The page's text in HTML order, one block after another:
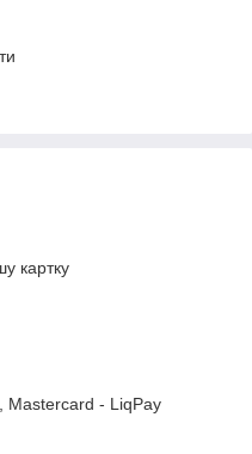
картку
Mastercard - LiqPay